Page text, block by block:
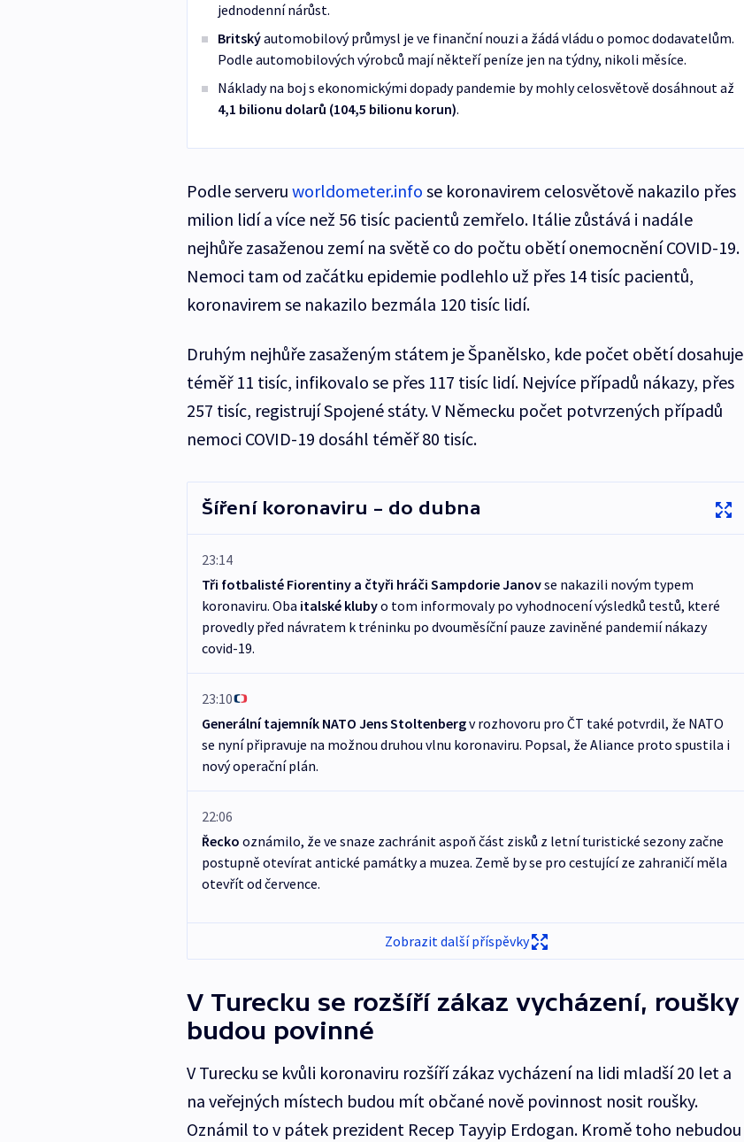
jednodenní nárůst.
Britskýautomobilový průmysl je ve finanční nouzi a žádá vládu o pomoc dodavatelům.
Podle automobilových výrobců mají někteří peníze jen na týdny, nikoli měsíce.
Náklady na boj s ekonomickými dopady pandemie by mohly celosvětově dosáhnout až
4,1 bilionu dolarů (104,5 bilionu korun).
Podle serveru worldometer.info se koronavirem celosvětově nakazilo přes
milion lidí a více než 56 tisíc pacientů zemřelo. Itálie zůstává i nadále
nejhůře zasaženou zemí na světě co do počtu obětí onemocnění COVID-19.
Nemoci tam od začátku epidemie podlehlo už přes 14 tisíc pacientů,
koronavirem se nakazilo bezmála 120 tisíc lidí.
Druhým nejhůře zasaženým státem je Španělsko, kde počet obětí dosahuje
téměř 11 tisíc, infikovalo se přes 117 tisíc lidí. Nejvíce případů nákazy, přes
257 tisíc, registrují Spojené státy. V Německu počet potvrzených případů
nemoci COVID-19 dosáhl téměř 80 tisíc.
Šíření koronaviru – do dubna
23:14
Tři fotbalisté Fiorentiny a čtyři hráči Sampdorie Janovse nakazili novým typem
koronaviru. Oba italské klubyo tom informovaly po vyhodnocení výsledků testů, které
provedly před návratem k tréninku po dvouměsíční pauze zaviněné pandemií nákazy
covid-19.
23:10
Generální tajemník NATO Jens Stoltenbergv rozhovoru pro ČT také potvrdil, že NATO
se nyní připravuje na možnou druhou vlnu koronaviru. Popsal, že Aliance proto spustila i
nový operační plán.
22:06
Řecko oznámilo, že ve snaze zachránit aspoň část zisků z letní turistické sezony začne
postupně otevírat antické památky a muzea. Země by se pro cestující ze zahraničí měla
otevřít od července.
Zobrazit další příspěvky
V Turecku se rozšíří zákaz vycházení, roušky
budou povinné
V Turecku se kvůli koronaviru rozšíří zákaz vycházení na lidi mladší 20 let a
na veřejných místech budou mít občané nově povinnost nosit roušky.
Oznámil to v pátek prezident Recep Tayyip Erdogan. Kromě toho nebudou